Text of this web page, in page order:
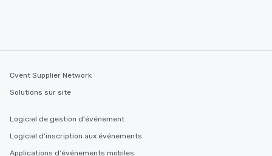
Cvent Supplier Network
Solutions sur site
Logiciel de gestion d'événement
Logiciel d'inscription aux événements
Applications d'événements mobiles